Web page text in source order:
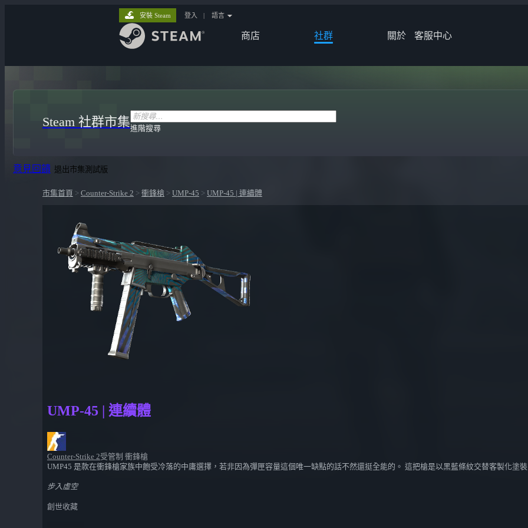
商店 社群 關於 客服中心
安裝 Steam 登入 | 語言
Steam 社群市集進階搜尋
意見回饋 退出市集測試版
市集首頁 > Counter-Strike 2 > 衝鋒槍 > UMP-45 > UMP-45 | 連續體
UMP-45 | 連續體
Counter-Strike 2受管制 衝鋒槍
UMP45 是款在衝鋒槍家族中飽受冷落的中庸選擇，若非因為彈匣容量這個唯一缺點的話不然還挺全能的。 這把槍是以黑藍條紋交替客製化塗
步入虛空
創世收藏